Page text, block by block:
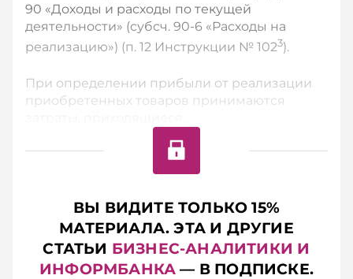
90 «Доходы и расходы по текущей
деятельности» (субсч. 90-6 «Расходы на
реализацию») (п. 12 Инструкции № 1023).
При определении прибыли от реализации
приобретенных товаров принимаются
ВЫ ВИДИТЕ ТОЛЬКО 15%
МАТЕРИАЛА. ЭТА И ДРУГИЕ
СТАТЬИ БИЗНЕС-АНАЛИТИКИ И
ИНФОРМБАНКА — В ПОДПИСКЕ.